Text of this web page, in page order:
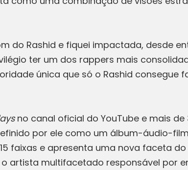
do Rashid e fiquei impactada, desde
ter um dos rappers mais
única que só o Rashid consegue
no canal oficial do YouTube e mais de
por ele como um álbum-áudio-
faixas e apresenta uma nova faceta
artista multifacetado responsável por